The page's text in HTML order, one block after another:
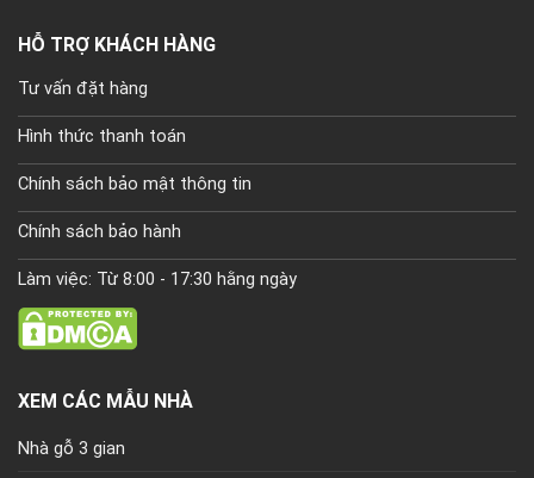
HỖ TRỢ KHÁCH HÀNG
Tư vấn đặt hàng
Hình thức thanh toán
Chính sách bảo mật thông tin
Chính sách bảo hành
Làm việc: Từ 8:00 - 17:30 hằng ngày
XEM CÁC MẪU NHÀ
Nhà gỗ 3 gian